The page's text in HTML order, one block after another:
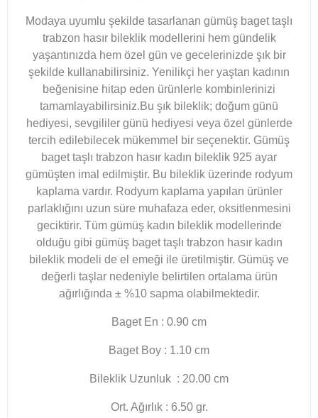
Modaya uyumlu şekilde tasarlanan gümüş baget taşlı
trabzon hasır bileklik modellerini hem gündelik
yaşantınızda hem özel gün ve gecelerinizde şık bir
şekilde kullanabilirsiniz. Yenilikçi her yaştan kadının
beğenisine hitap eden ürünlerle kombinlerinizi
tamamlayabilirsiniz.Bu şık bileklik; doğum günü
hediyesi, sevgililer günü hediyesi veya özel günlerde
tercih edilebilecek mükemmel bir seçenektir. Gümüş
baget taşlı trabzon hasır kadın bileklik 925 ayar
gümüşten imal edilmiştir. Bu bileklik üzerinde rodyum
kaplama vardır. Rodyum kaplama yapılan ürünler
parlaklığını uzun süre muhafaza eder, oksitlenmesini
geciktirir. Tüm gümüş kadın bileklik modellerinde
olduğu gibi gümüş baget taşlı trabzon hasır kadın
bileklik modeli de el emeği ile üretilmiştir. Gümüş ve
değerli taşlar nedeniyle belirtilen ortalama ürün
ağırlığında ± %10 sapma olabilmektedir.
Baget En : 0.90 cm
Baget Boy : 1.10 cm
Bileklik Uzunluk : 20.00 cm
Ort. Ağırlık : 6.50 gr.